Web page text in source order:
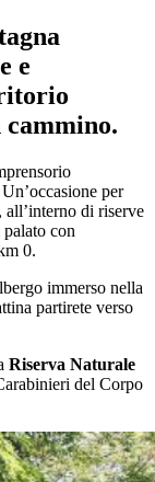
e
per
di riserve
con
0.
immerso nella
partirete verso
Riserva Naturale
del Corpo